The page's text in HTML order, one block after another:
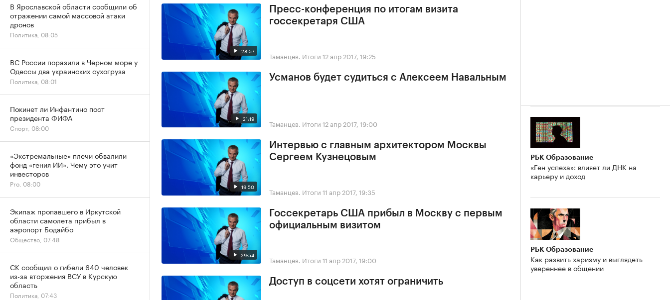
28:57
Пресс-конференция по итогам визита
госсекретаря США
Таманцев. Итоги 12 апр 2017, 19:25
21:19
Усманов будет судиться с Алексеем Навальным
Таманцев. Итоги 12 апр 2017, 19:00
19:50
Интервью с главным архитектором Москвы
Сергеем Кузнецовым
Таманцев. Итоги 11 апр 2017, 19:35
29:54
Госсекретарь США прибыл в Москву с первым
официальным визитом
Таманцев. Итоги 11 апр 2017, 19:00
Доступ в соцсети хотят ограничить
РБК Образование
«Ген успеха»: влияет ли ДНК на
карьеру и доход
РБК Образование
Как развить харизму и выглядеть
увереннее в общении
В Ярославской области сообщили об
отражении самой массовой атаки
дронов
Политика, 08:05
ВС России поразили в Черном море у
Одессы два украинских сухогруза
Политика, 08:01
Покинет ли Инфантино пост
президента ФИФА
Спорт, 08:00
«Экстремальные» плечи обвалили
фонд «гения ИИ». Чему это учит
инвесторов
Pro, 08:00
Экипаж пропавшего в Иркутской
области самолета прибыл в
аэропорт Бодайбо
Общество, 07:48
СК сообщил о гибели 640 человек
из-за вторжения ВСУ в Курскую
область
Политика, 07:43